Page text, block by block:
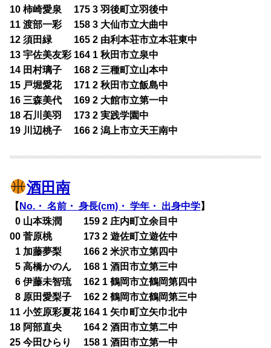
10 柿崎愛泉 175 3 羽後町立羽後中
11 渡部一彩 158 3 大仙市立大曲中
12 須田緑 165 2 由利本荘市立本荘東中
13 宇佐美友彩 164 1 秋田市立泉中
14 田村璃子 168 2 三種町立山本中
15 戸堀愛花 171 2 秋田市立飯島中
16 三森美代 169 2 大館市立第一中
18 石川美羽 173 2 実践学園中
19 川辺桃子 166 2 潟上市立天王南中
酒田南
【 No.・ 名前・ 身長(cm)・ 学年・ 出身中学】
00 山本珠潤 159 2 庄内町立余目中
00 菅原桃 173 2 遊佐町立遊佐中
1 加藤夢梨 166 2 米沢市立第四中
05 高橋かのん 168 1 酒田市立第三中
06 伊藤未智琉 162 1 鶴岡市立鶴岡第四中
08 原田愛梨子 162 2 鶴岡市立鶴岡第三中
11 小笠原彩夏花 164 1 矢巾町立矢巾北中
18 阿部直央 164 2 酒田市立第二中
25 今田ひらり 158 1 酒田市立第一中